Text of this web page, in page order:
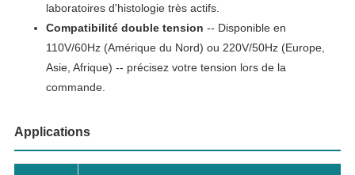
laboratoires d'histologie très actifs.
Compatibilité double tension -- Disponible en
110V/60Hz (Amérique du Nord) ou 220V/50Hz (Europe,
Asie, Afrique) -- précisez votre tension lors de la
commande.
Applications